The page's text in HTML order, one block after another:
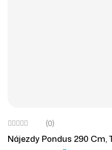
(0)
Nájezdy Pondus 290 Cm,